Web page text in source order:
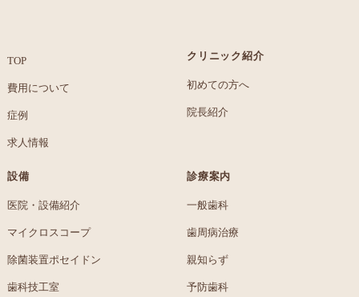
TOP
費用について
症例
求人情報
クリニック紹介
初めての方へ
院長紹介
設備
医院・設備紹介
マイクロスコープ
除菌装置ポセイドン
歯科技工室
診療案内
一般歯科
歯周病治療
親知らず
予防歯科